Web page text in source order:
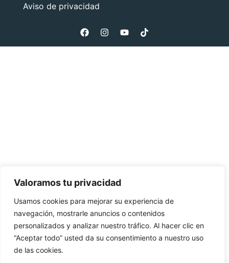
Valoramos tu privacidad
Usamos cookies para mejorar su experiencia de
navegación, mostrarle anuncios o contenidos
personalizados y analizar nuestro tráfico. Al hacer clic en
“Aceptar todo” usted da su consentimiento a nuestro uso
de las cookies.
Aviso de privacidad